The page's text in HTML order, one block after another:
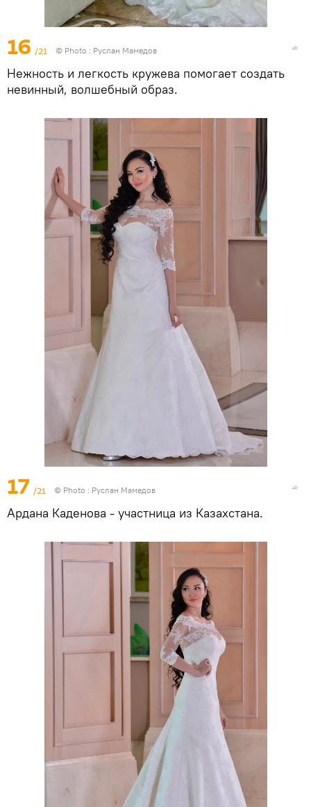
16 /21 © Photo : Руслан Мамедов
Нежность и легкость кружева помогает создать
невинный, волшебный образ.
17 /21 © Photo : Руслан Мамедов
Ардана Каденова - участница из Казахстана.